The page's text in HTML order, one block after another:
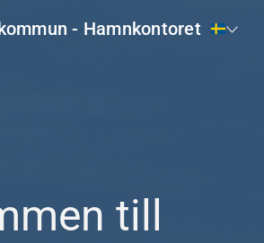
- Hamnkontoret
till